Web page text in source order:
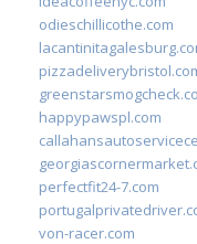
odieschillicothe.com
happypawspl.com
perfectfit24-7.com
von-racer.com